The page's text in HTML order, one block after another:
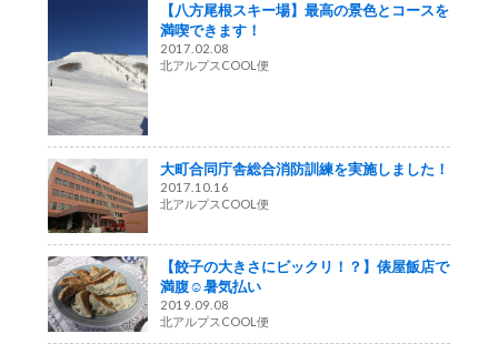
【八方尾根スキー場】最高の景色とコースを
満喫できます！
2017.02.08
北アルプスCOOL便
大町合同庁舎総合消防訓練を実施しました！
2017.10.16
北アルプスCOOL便
【餃子の大きさにビックリ！？】俵屋飯店で
満腹☺暑気払い
2019.09.08
北アルプスCOOL便